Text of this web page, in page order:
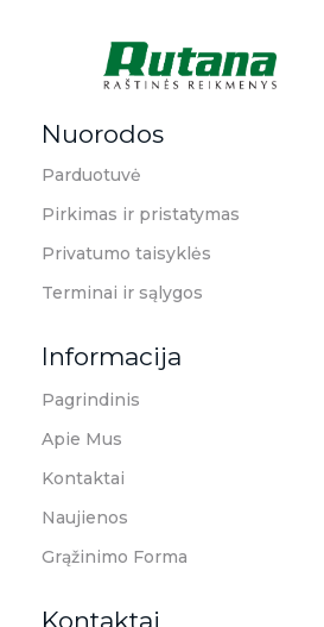
Nuorodos
Parduotuvė
Pirkimas ir pristatymas
Privatumo taisyklės
Terminai ir sąlygos
Informacija
Pagrindinis
Apie Mus
Kontaktai
Naujienos
Grąžinimo Forma
Kontaktai